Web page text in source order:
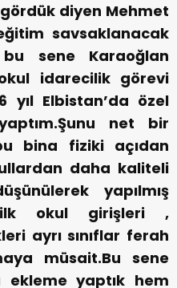
diyen Mehmet
savsaklanacak
sene Karaoğlan
idarecilik görevi
yıl Elbistan’da özel
net bir
bina fiziki açıdan
daha kaliteli
yapılmış
okul girişleri ,
ayrı sınıflar ferah
müsait.Bu sene
ekleme yaptık hem